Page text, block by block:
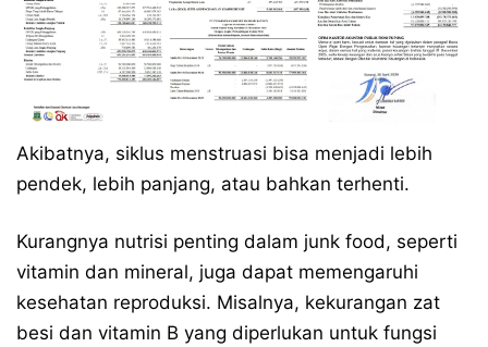
Akibatnya, siklus menstruasi bisa menjadi lebih
pendek, lebih panjang, atau bahkan terhenti.
Kurangnya nutrisi penting dalam junk food, seperti
vitamin dan mineral, juga dapat memengaruhi
kesehatan reproduksi. Misalnya, kekurangan zat
besi dan vitamin B yang diperlukan untuk fungsi